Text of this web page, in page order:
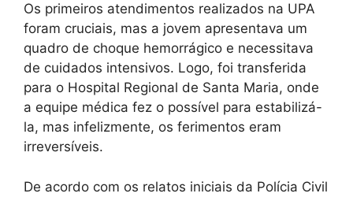
Os primeiros atendimentos realizados na UPA
foram cruciais, mas a jovem apresentava um
quadro de choque hemorrágico e necessitava
de cuidados intensivos. Logo, foi transferida
para o Hospital Regional de Santa Maria, onde
a equipe médica fez o possível para estabilizá-
la, mas infelizmente, os ferimentos eram
irreversíveis.
De acordo com os relatos iniciais da Polícia Civil